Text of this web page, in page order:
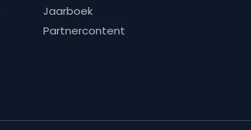
Jaarboek
Partnercontent